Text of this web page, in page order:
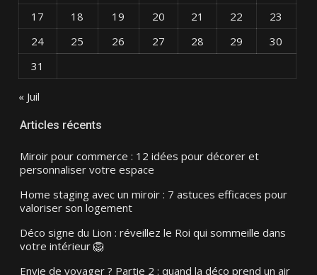
17
18 19 20 21 22
23
24
25 26 27 28 29
30
31
« Juil
Articles récents
Miroir pour commerce : 12 idées pour décorer et
personnaliser votre espace
Home staging avec un miroir : 7 astuces efficaces pour
valoriser son logement
Déco signe du Lion : réveillez le Roi qui sommeille dans
votre intérieur 🦁
Envie de voyager ? Partie 2 : quand la déco prend un air